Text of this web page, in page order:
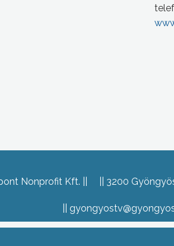
Nonprofit Kft. 3200